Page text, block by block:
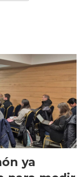
ya